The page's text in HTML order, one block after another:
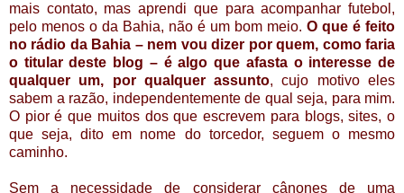
mais contato, mas aprendi que para acompanhar futebol,
pelo menos o da Bahia, não é um bom meio. O que é feito
no rádio da Bahia – nem vou dizer por quem, como faria
o titular deste blog – é algo que afasta o interesse de
qualquer um, por qualquer assunto, cujo motivo eles
sabem a razão, independentemente de qual seja, para mim.
O pior é que muitos dos que escrevem para blogs, sites, o
que seja, dito em nome do torcedor, seguem o mesmo
caminho.
Sem a necessidade de considerar cânones de uma